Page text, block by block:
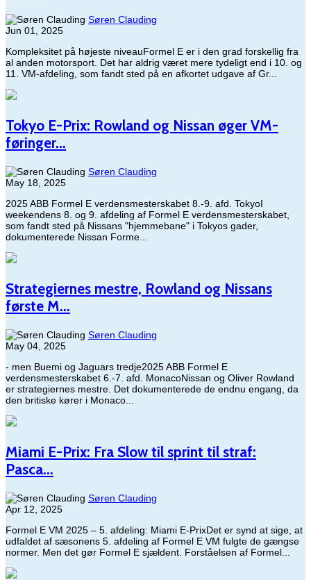
Søren Clauding
Jun 01, 2025
Kompleksitet på højeste niveauFormel E er i den grad forskellig fra
al anden motorsport. Det har aldrig været mere tydeligt end i 10. og
11. VM-afdeling, som fandt sted på en afkortet udgave af Gr...
Tokyo E-Prix: Rowland og Nissan øger VM-
føringer...
Søren Clauding
May 18, 2025
2025 ABB Formel E verdensmesterskabet 8.-9. afd. TokyoI
weekendens 8. og 9. afdeling af Formel E verdensmesterskabet,
som fandt sted på Nissans "hjemmebane" i Tokyos gader,
dokumenterede Nissan Forme...
Strategiernes mestre, Rowland og Nissans
første M...
Søren Clauding
May 04, 2025
- men Buemi og Jaguars tredje2025 ABB Formel E
verdensmesterskabet 6.-7. afd. MonacoNissan og Oliver Rowland
er strategiernes mestre. Det dokumenterede de endnu engang, da
den britiske kører i Monaco...
Miami E-Prix: Fra Slow til sprint til straf:
Pasca...
Søren Clauding
Apr 12, 2025
Formel E VM 2025 – 5. afdeling: Miami E-PrixDet er synd at sige, at
udfaldet af sæsonens 5. afdeling af Formel E VM fulgte de gængse
normer. Men det gør Formel E sjældent. Forståelsen af Formel...